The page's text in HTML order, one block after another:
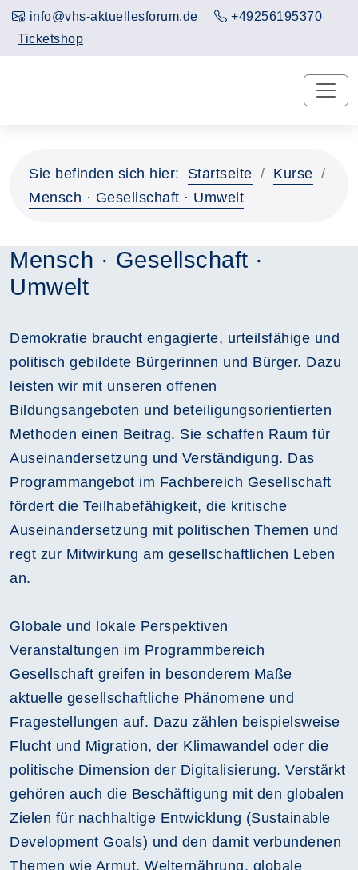
info@vhs-aktuellesforum.de
+49256195370
Ticketshop
Sie befinden sich hier: Startseite
Kurse
Mensch · Gesellschaft · Umwelt
Mensch · Gesellschaft ·
Umwelt
Demokratie braucht engagierte, urteilsfähige und
politisch gebildete Bürgerinnen und Bürger. Dazu
leisten wir mit unseren offenen
Bildungsangeboten und beteiligungsorientierten
Methoden einen Beitrag. Sie schaffen Raum für
Auseinandersetzung und Verständigung. Das
Programmangebot im Fachbereich Gesellschaft
fördert die Teilhabefähigkeit, die kritische
Auseinandersetzung mit politischen Themen und
regt zur Mitwirkung am gesellschaftlichen Leben
an.
Globale und lokale Perspektiven
Veranstaltungen im Programmbereich
Gesellschaft greifen in besonderem Maße
aktuelle gesellschaftliche Phänomene und
Fragestellungen auf. Dazu zählen beispielsweise
Flucht und Migration, der Klimawandel oder die
politische Dimension der Digitalisierung. Verstärkt
gehören auch die Beschäftigung mit den globalen
Zielen für nachhaltige Entwicklung (Sustainable
Development Goals) und den damit verbundenen
Themen wie Armut, Welternährung, globale